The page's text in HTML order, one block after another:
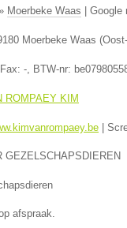
Moerbeke Waas Google
Moerbeke Waas (
-, BTW-nr:
ROMPAEY KIM
GEZELSCHAPSDIEREN
afspraak.